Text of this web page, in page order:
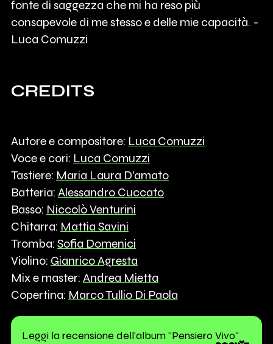
fonte di saggezza che mi ha reso più
consapevole di me stesso e delle mie capacità. -
Luca Comuzzi
CREDITS
Autore e compositore: Luca Comuzzi
Voce e cori: Luca Comuzzi
Tastiere: Maria Laura D'amato
Batteria: Alessandro Cuccato
Basso: Niccolò Venturini
Chitarra: Mattia Savini
Tromba: Sofia Domenici
Violino: Gianrico Agresta
Mix e master: Andrea Mietta
Copertina: Marco Tullio Di Paola
Leggi la recensione dell'album "Pensiero Vivo"